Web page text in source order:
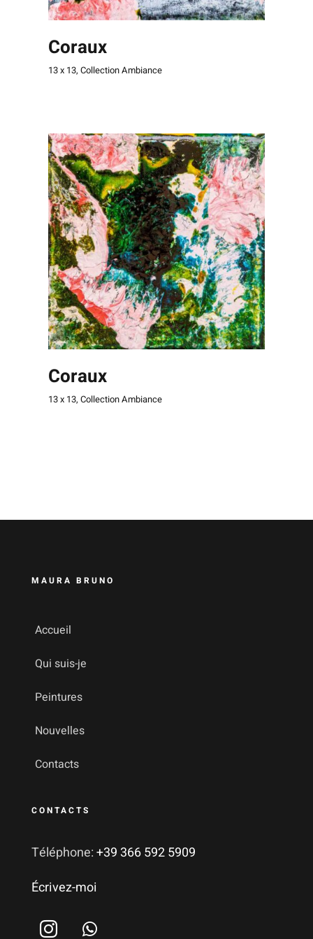
Coraux
13 x 13, Collection Ambiance
Coraux
13 x 13, Collection Ambiance
MAURA BRUNO
Accueil
Qui suis-je
Peintures
Nouvelles
Contacts
CONTACTS
Téléphone:+39 366 592 5909
Écrivez-moi